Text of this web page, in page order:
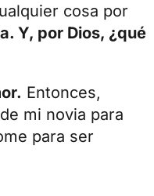
cosa por
Y, por Dios, ¿qué
Entonces,
mi novia para
para ser